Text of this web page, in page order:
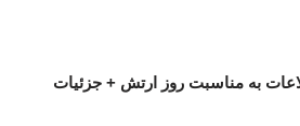
به مناسبت روز ارتش + جزئیات